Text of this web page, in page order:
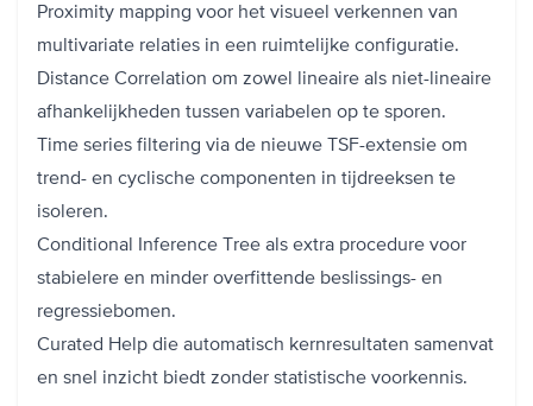
Proximity mapping voor het visueel verkennen van
multivariate relaties in een ruimtelijke configuratie.
Distance Correlation om zowel lineaire als niet-lineaire
afhankelijkheden tussen variabelen op te sporen.
Time series filtering via de nieuwe TSF-extensie om
trend- en cyclische componenten in tijdreeksen te
isoleren.
Conditional Inference Tree als extra procedure voor
stabielere en minder overfittende beslissings- en
regressiebomen.
Curated Help die automatisch kernresultaten samenvat
en snel inzicht biedt zonder statistische voorkennis.